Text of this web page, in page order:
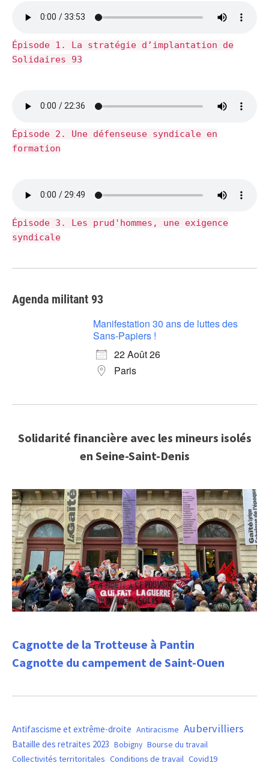
Épisode 1. La stratégie d’implantation de
Solidaires 93
Épisode 2. Une défenseuse syndicale en
formation
Épisode 3. Les prud'hommes, une exigence
syndicale
Agenda militant 93
Manifestation 30 ans de luttes des
Sans-Papiers !
22 Août 26
Paris
Solidarité financière avec les mineurs isolés
en Seine-Saint-Denis
Cagnotte de la Trotteuse à Pantin
Cagnotte du campement de Saint-Ouen
Antifascisme et extrême-droite Antiracisme Aubervilliers
Bataille des retraites 2023 Bobigny Bourse du travail
Collectivités territoritales Conditions de travail Covid19